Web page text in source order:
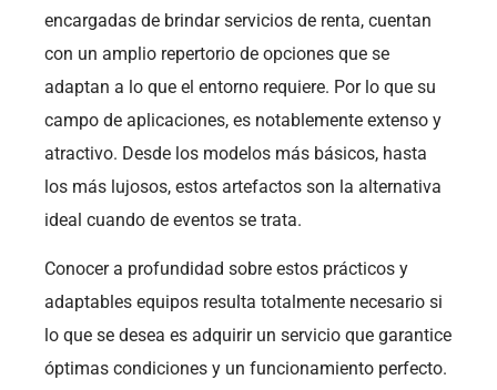
encargadas de brindar servicios de renta, cuentan
con un amplio repertorio de opciones que se
adaptan a lo que el entorno requiere. Por lo que su
campo de aplicaciones, es notablemente extenso y
atractivo. Desde los modelos más básicos, hasta
los más lujosos, estos artefactos son la alternativa
ideal cuando de eventos se trata.
Conocer a profundidad sobre estos prácticos y
adaptables equipos resulta totalmente necesario si
lo que se desea es adquirir un servicio que garantice
óptimas condiciones y un funcionamiento perfecto.